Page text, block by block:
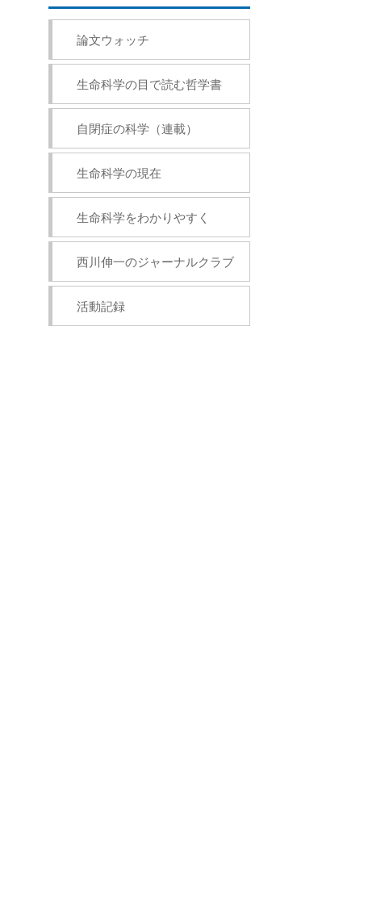
論文ウォッチ
生命科学の目で読む哲学書
自閉症の科学（連載）
生命科学の現在
生命科学をわかりやすく
西川伸一のジャーナルクラブ
活動記録